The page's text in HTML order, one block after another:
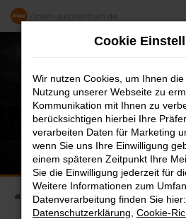
Zum
Hauptinhalt
Startseite Karriere Stellenangebote
Cookie
Wir nutzen Cookies, um Ihnen
Nutzung unserer Webseite zu
Kommunikation mit Ihnen zu
berücksichtigen hierbei Ihre
verarbeiten Daten für Marketing
wenn Sie uns Ihre Einwilligung
einem späteren Zeitpunkt Ihre
Sie die Einwilligung jederzeit für
Weitere Informationen zum
Datenverarbeitung finden Sie hier:
Datenschutzerklärung Cookie-